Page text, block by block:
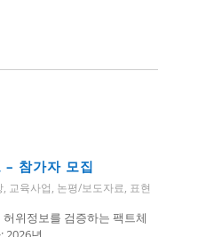
참가자 모집
, 교육사업, 논평/보도자료, 표현
위정보를 검증하는 팩트체